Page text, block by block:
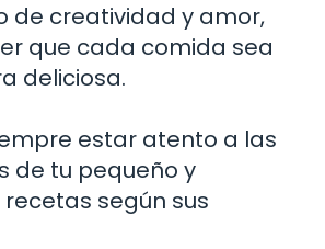
de creatividad y amor,
que cada comida sea
deliciosa.
estar atento a las
de tu pequeño y
según sus